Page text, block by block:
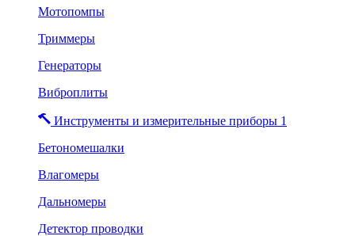
Мотопомпы
Триммеры
Генераторы
Виброплиты
Инструменты и измерительные приборы 1
Бетономешалки
Влагомеры
Дальномеры
Детектор проводки